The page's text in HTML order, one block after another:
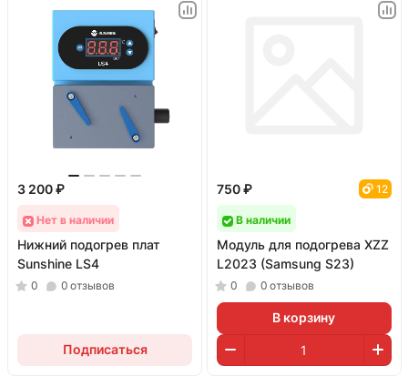
3 200 ₽
Нет в наличии
Нижний подогрев плат
Sunshine LS4
0 0 отзывов
Подписаться
750 ₽ 12
В наличии
Модуль для подогрева XZZ
L2023 (Samsung S23)
0 0 отзывов
В корзину